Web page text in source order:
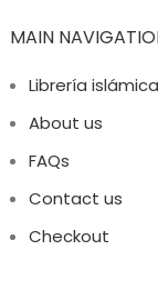
MAIN
Librería
About us
FAQs
Contact us
Checkout